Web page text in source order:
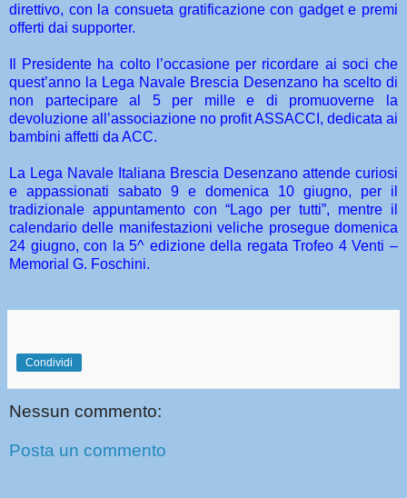
direttivo, con la consueta gratificazione con gadget e premi
offerti dai supporter.
Il Presidente ha colto l’occasione per ricordare ai soci che
quest’anno la Lega Navale Brescia Desenzano ha scelto di
non partecipare al 5 per mille e di promuoverne la
devoluzione all’associazione no profit ASSACCI, dedicata ai
bambini affetti da ACC.
La Lega Navale Italiana Brescia Desenzano attende curiosi
e appassionati sabato 9 e domenica 10 giugno, per il
tradizionale appuntamento con “Lago per tutti”, mentre il
calendario delle manifestazioni veliche prosegue domenica
24 giugno, con la 5^ edizione della regata Trofeo 4 Venti –
Memorial G. Foschini.
Condividi
Nessun commento:
Posta un commento